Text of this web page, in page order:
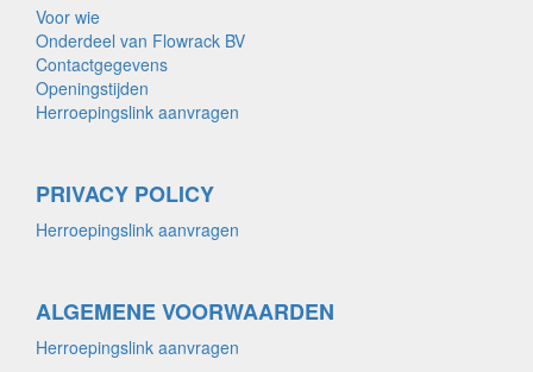
Voor wie
Onderdeel van Flowrack BV
Contactgegevens
Openingstijden
Herroepingslink aanvragen
PRIVACY POLICY
Herroepingslink aanvragen
ALGEMENE VOORWAARDEN
Herroepingslink aanvragen